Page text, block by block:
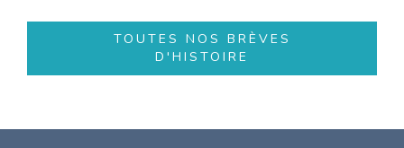
TOUTES NOS BRÈVES
D'HISTOIRE